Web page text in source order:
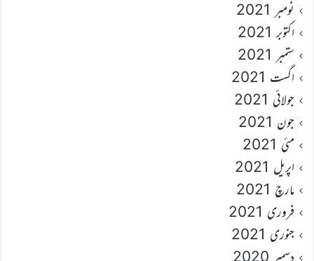
نومبر 2021
اکتوبر 2021
ستمبر 2021
اگست 2021
جولائی 2021
جون 2021
مئی 2021
اپریل 2021
مارچ 2021
فروری 2021
جنوری 2021
دسمبر 2020